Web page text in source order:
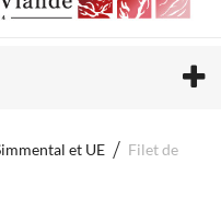
et UE
Filet de